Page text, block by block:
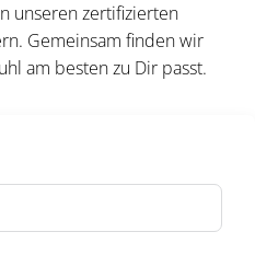
unseren zertifizierten
Gemeinsam finden wir
am besten zu Dir passt.